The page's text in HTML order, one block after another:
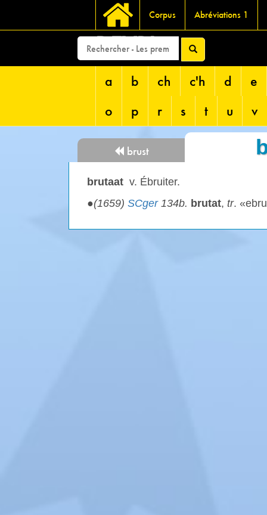
Corpus Abréviations 1
DEVRI
a b ch c'h d
e
o
p r s t u v
brust
brutaat v. Ébruiter.
●(1659) SCger134b. brutat, tr.